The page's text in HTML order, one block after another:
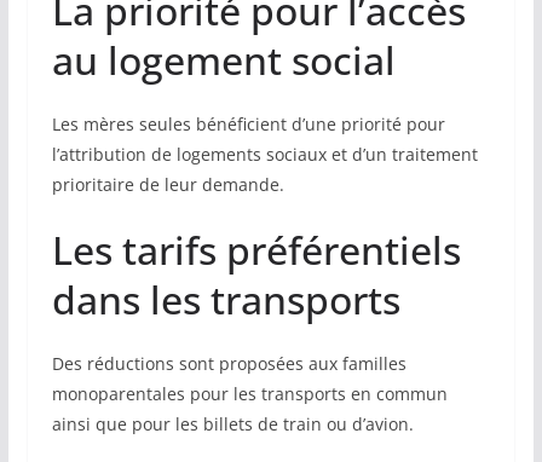
La priorité pour l’accès
au logement social
Les mères seules bénéficient d’une priorité pour
l’attribution de logements sociaux et d’un traitement
prioritaire de leur demande.
Les tarifs préférentiels
dans les transports
Des réductions sont proposées aux familles
monoparentales pour les transports en commun
ainsi que pour les billets de train ou d’avion.